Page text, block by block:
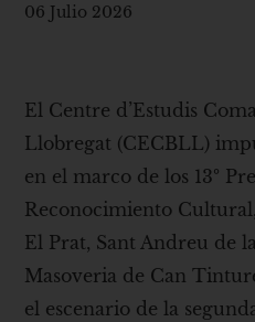
06 Julio 2026
El Centre d’Estudis
Llobregat (CECBLL)
en el marco de los 13º
Reconocimiento
El Prat, Sant Andreu de
Masoveria de Can
el escenario de la